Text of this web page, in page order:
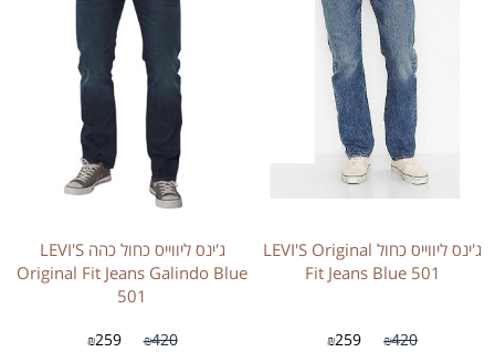
ג'ינס ליווייס כחול LEVI'S Original
Fit Jeans Blue 501
₪420
₪259
ג'ינס ליווייס כחול כהה LEVI'S
Original Fit Jeans Galindo Blue
501
₪420
₪259